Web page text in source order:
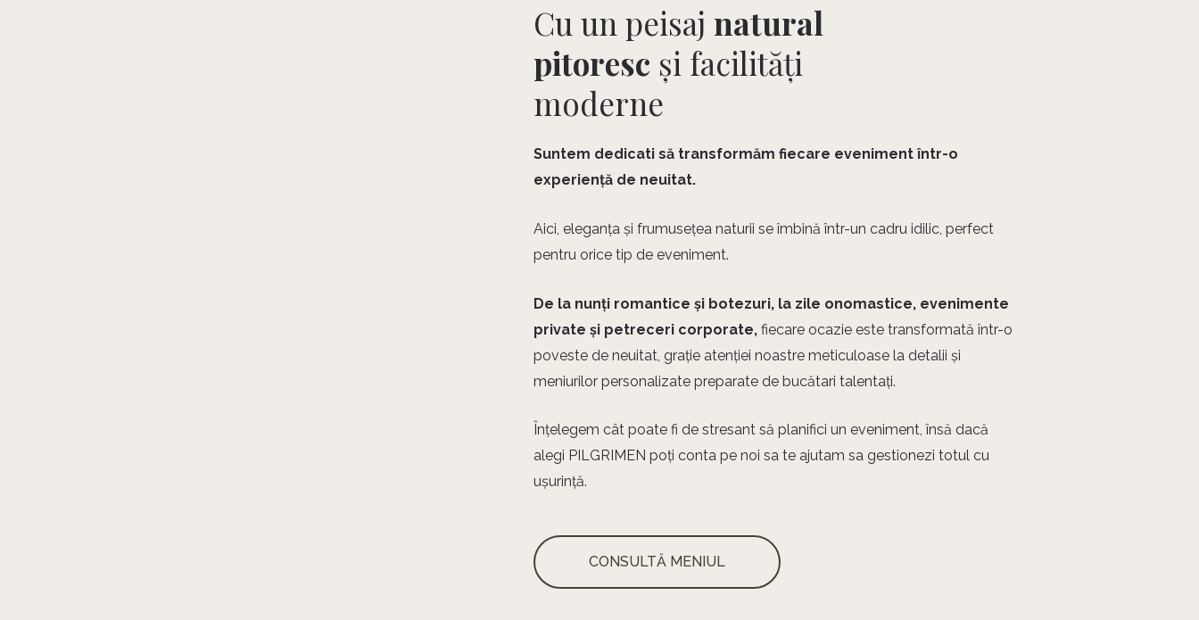
Cu un peisaj natural
pitoresc și facilități
moderne
Suntem dedicati să transformăm fiecare eveniment într-o
experiență de neuitat.
Aici, eleganța și frumusețea naturii se îmbină într-un cadru idilic, perfect
pentru orice tip de eveniment.
De la nunți romantice și botezuri, la zile onomastice, evenimente
private și petreceri corporate,fiecare ocazie este transformată într-o
poveste de neuitat, grație atenției noastre meticuloase la detalii și
meniurilor personalizate preparate de bucătari talentați.
Înțelegem cât poate fi de stresant să planifici un eveniment, însă dacă
alegi PILGRIMEN poți conta pe noi sa te ajutam sa gestionezi totul cu
ușurință.
CONSULTĂ MENIUL